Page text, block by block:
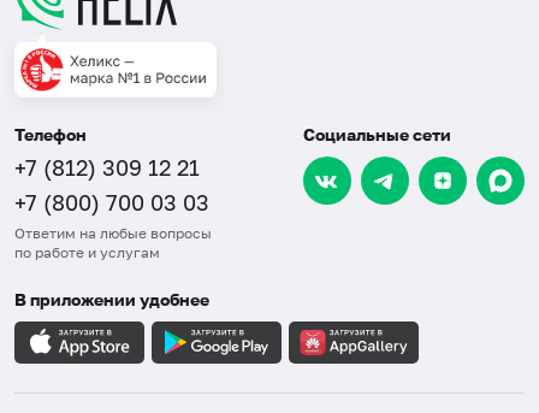
Телефон
+7 (812) 309 12 21
+7 (800) 700 03 03
Ответим на любые вопросы
по работе и услугам
Социальные сети
В приложении удобнее